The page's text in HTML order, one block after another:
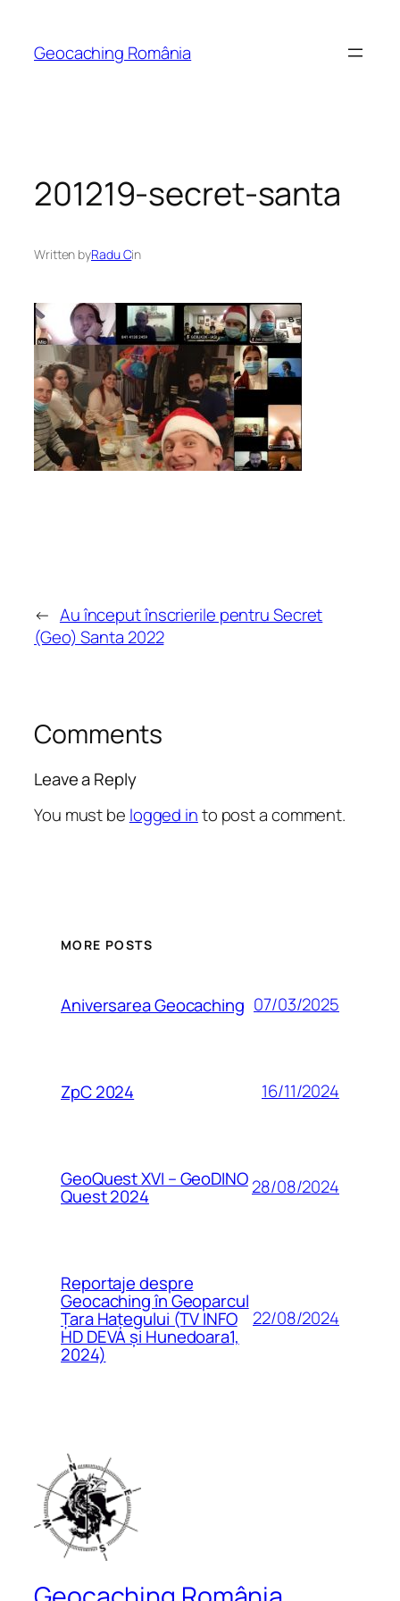
content
Geocaching România
201219-secret-santa
Written byRadu Cin
← Au început înscrierile pentru Secret
(Geo) Santa 2022
Comments
Leave a Reply
You must be logged into post a comment.
MORE POSTS
Aniversarea Geocaching 07/03/2025
ZpC 2024 16/11/2024
GeoQuest XVI – GeoDINO
Quest 2024 28/08/2024
Reportaje despre
Geocaching în Geoparcul
Țara Hațegului (TV INFO
HD DEVA și Hunedoara1,
2024)
22/08/2024